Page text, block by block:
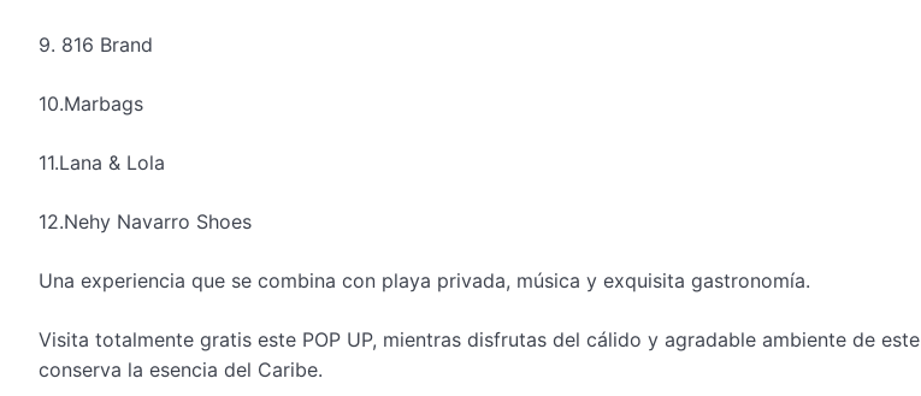
9. 816 Brand
10.Marbags
11.Lana & Lola
12.Nehy Navarro Shoes
Una experiencia que se combina con playa privada, música y exquisita gastronomía.
Visita totalmente gratis este POP UP, mientras disfrutas del cálido y agradable ambiente de este
conserva la esencia del Caribe.